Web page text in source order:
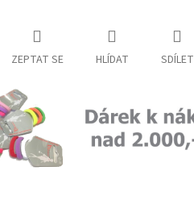
ZEPTAT SE HLÍDAT SDÍLET